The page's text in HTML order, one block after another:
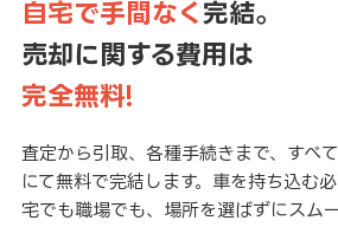
自宅で手間なく 完結。
売却に関する費用は
完全無料!
査定から引取、各種手続きまで、すべ
にて無料で完結します。車を持ち込む
宅でも職場でも、場所を選ばずにスム